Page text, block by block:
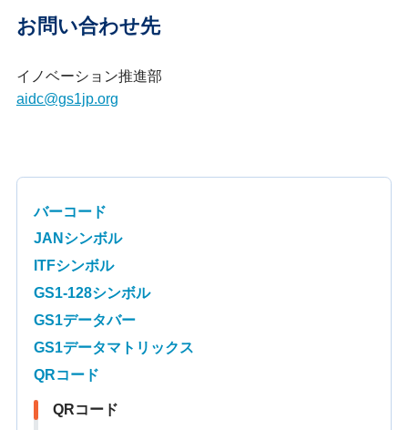
お問い合わせ先
イノベーション推進部
aidc@gs1jp.org
バーコード
JANシンボル
ITFシンボル
GS1-128シンボル
GS1データバー
GS1データマトリックス
QRコード
QRコード